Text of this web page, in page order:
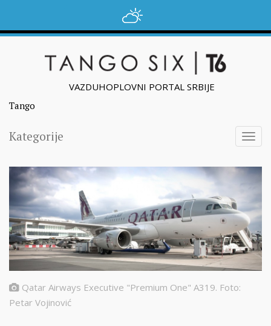
VAZDUHOPLOVNI PORTAL SRBIJE
Tango
Kategorije
Qatar Airways Executive "Premium One" A319. Foto:
Petar Vojinović